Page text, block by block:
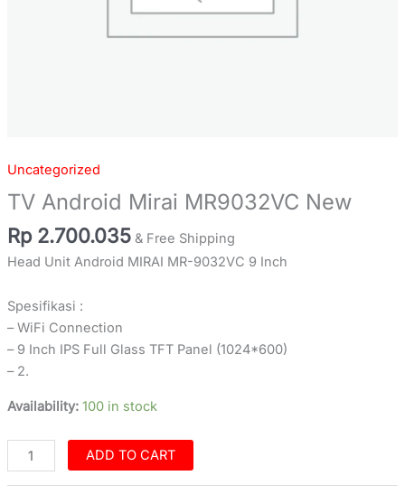
Uncategorized
TV Android Mirai MR9032VC New
Rp 2.700.035 & Free Shipping
Head Unit Android MIRAI MR-9032VC 9 Inch
Spesifikasi :
– WiFi Connection
– 9 Inch IPS Full Glass TFT Panel (1024*600)
– 2.
Availability: 100 in stock
ADD TO CART